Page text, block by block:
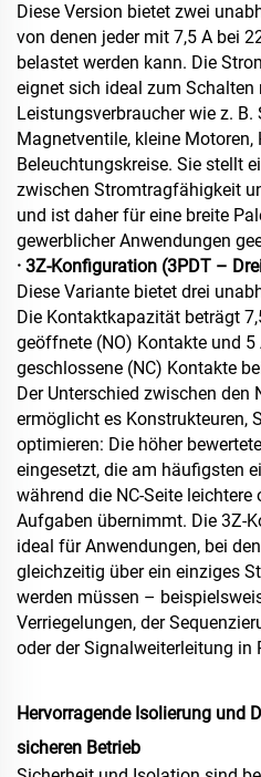
Diese Version bietet zwei
von denen jeder mit 7,5 A bei
belastet werden kann. Die
eignet sich ideal zum Schalten
Leistungsverbraucher wie z. B.
Magnetventile, kleine Motoren,
Beleuchtungskreise. Sie stellt
zwischen Stromtragfähigkeit
und ist daher für eine breite
gewerblicher Anwendungen
· 3Z-Konfiguration (3PDT –
Diese Variante bietet drei
Die Kontaktkapazität beträgt
geöffnete (NO) Kontakte und
geschlossene (NC) Kontakte
Der Unterschied zwischen den
ermöglicht es Konstrukteuren,
optimieren: Die höher
eingesetzt, die am häufigsten
während die NC-Seite
Aufgaben übernimmt. Die 3Z-
ideal für Anwendungen, bei
gleichzeitig über ein einziges
werden müssen –
Verriegelungen, der
oder der Signalweiterleitung in
Hervorragende Isolierung und
sicheren Betrieb